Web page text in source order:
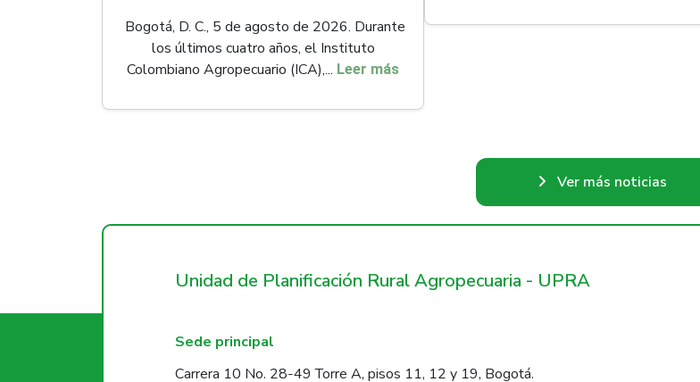
Bogotá, D. C., 5 de agosto de 2026. Durante
los últimos cuatro años, el Instituto
Colombiano Agropecuario (ICA),... Leer más
Ver más noticias
Unidad de Planificación Rural Agropecuaria - UPRA
Sede principal
Carrera 10 No. 28-49 Torre A, pisos 11, 12 y 19, Bogotá.